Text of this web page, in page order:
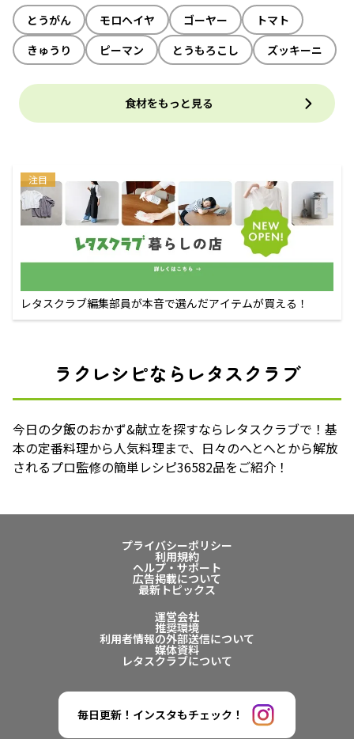
とうがん モロヘイヤ ゴーヤー
トマト
きゅうり
ピーマン とうもろこし ズッキーニ
食材をもっと見る
注目
レタスクラブ編集部員が本音で選んだアイテムが買える！
ラクレシピならレタスクラブ
今日の夕飯のおかず&献立を探すならレタスクラブで！基
本の定番料理から人気料理まで、日々のへとへとから解放
されるプロ監修の簡単レシピ36582品をご紹介！
プライバシーポリシー
利用規約
ヘルプ・サポート
広告掲載について
最新トピックス
運営会社
推奨環境
利用者情報の外部送信について
媒体資料
レタスクラブについて
毎日更新！インスタもチェック！